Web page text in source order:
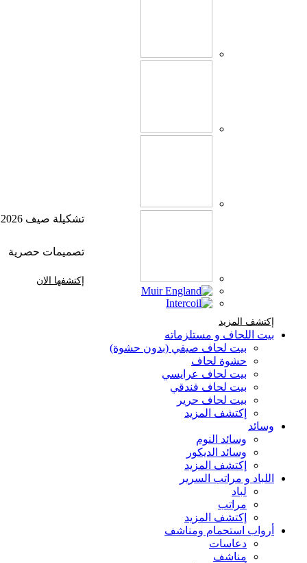
إكتشف المزيد
تشكيلة صيف 2026
تصميمات حصرية
إكتشفها الان
بيت اللحاف و مستلزماته
بيت لحاف صيفي (بدون حشوة)
حشوة لحاف
بيت لحاف عرايسي
بيت لحاف فندقي
بيت لحاف حرير
إكتشف المزيد
وسائد
وسائد النوم
وسائد الديكور
إكتشف المزيد
اللباد و مراتب السرير
لباد
مراتب
إكتشف المزيد
أرواب استحمام ومناشف
دعاسات
مناشف